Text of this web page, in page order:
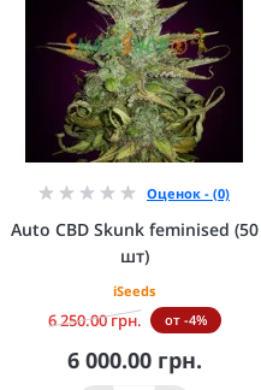
Оценок - (0)
Auto CBD Skunk feminised (50
шт)
iSeeds
6 250.00 грн. от -4%
6 000.00 грн.